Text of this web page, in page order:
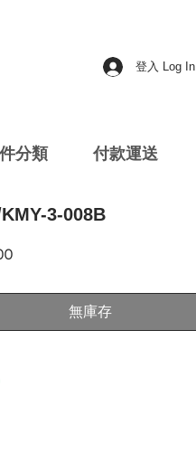
登入 Log In
分類 付款運送
3-008B
價
無庫存